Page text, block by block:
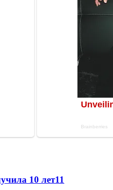
10 лет11